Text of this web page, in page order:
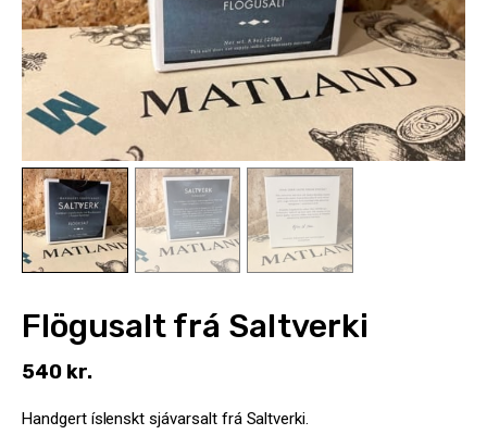
Umhverfi
Skoðun
Matarmarkaður
Styrkja
Hafa samband
Flögusalt frá Saltverki
540 kr.
Handgert íslenskt sjávarsalt frá Saltverki.